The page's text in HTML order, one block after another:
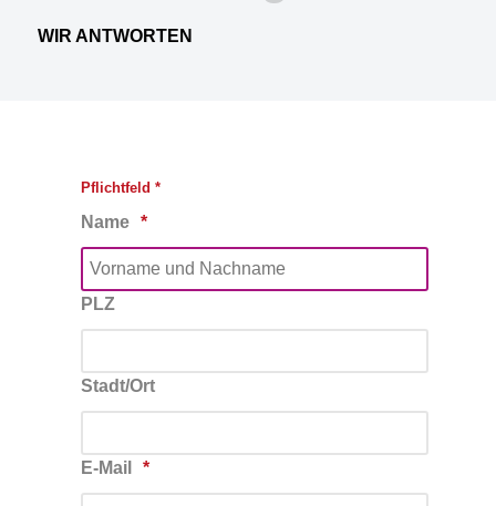
WIR ANTWORTEN
Pflichtfeld *
Name
PLZ
Stadt/Ort
E-Mail